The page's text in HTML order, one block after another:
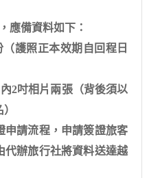
應備資料如下：
護照正本效期自回程日
2吋相片兩張（背後須以
請流程，申請簽證旅客
代辦旅行社將資料送達越